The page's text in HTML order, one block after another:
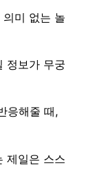
미 없는 놀
정보가 무궁
응해줄 때,
제일은 스스